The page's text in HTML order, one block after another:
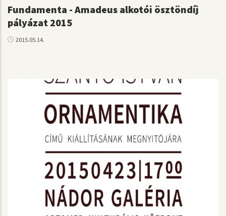
Fundamenta - Amadeus alkotói ösztöndíj
pályázat 2015
2015.05.14.